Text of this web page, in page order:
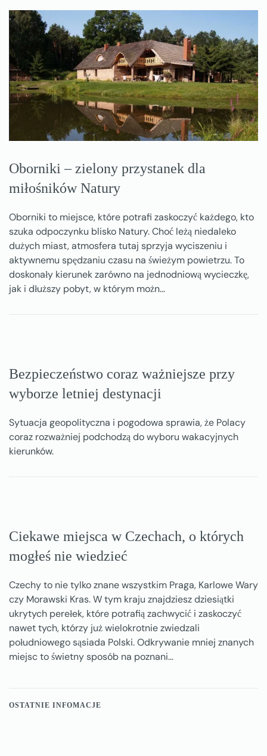
Oborniki – zielony przystanek dla
miłośników Natury
Oborniki to miejsce, które potrafi zaskoczyć każdego, kto
szuka odpoczynku blisko Natury. Choć leżą niedaleko
dużych miast, atmosfera tutaj sprzyja wyciszeniu i
aktywnemu spędzaniu czasu na świeżym powietrzu. To
doskonały kierunek zarówno na jednodniową wycieczkę,
jak i dłuższy pobyt, w którym możn…
Bezpieczeństwo coraz ważniejsze przy
wyborze letniej destynacji
Sytuacja geopolityczna i pogodowa sprawia, że Polacy
coraz rozważniej podchodzą do wyboru wakacyjnych
kierunków.
Ciekawe miejsca w Czechach, o których
mogłeś nie wiedzieć
Czechy to nie tylko znane wszystkim Praga, Karlowe Wary
czy Morawski Kras. W tym kraju znajdziesz dziesiątki
ukrytych perełek, które potrafią zachwycić i zaskoczyć
nawet tych, którzy już wielokrotnie zwiedzali
południowego sąsiada Polski. Odkrywanie mniej znanych
miejsc to świetny sposób na poznani…
OSTATNIE INFOMACJE